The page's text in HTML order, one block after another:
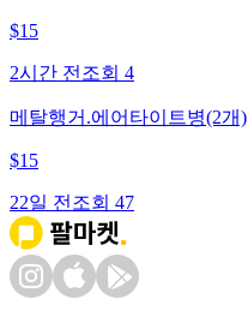
$15
2시간 전 조회 4
메탈행거.에어타이트병(2개)
$15
22일 전 조회 47